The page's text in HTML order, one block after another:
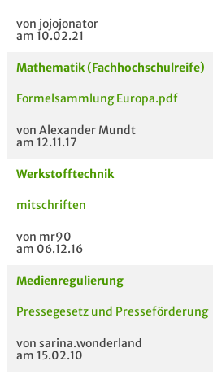
von jojojonator
am 10.02.21
Mathematik (Fachhochschulreife)
Formelsammlung Europa.pdf
von Alexander Mundt
am 12.11.17
Werkstofftechnik
mitschriften
von mr90
am 06.12.16
Medienregulierung
Pressegesetz und Presseförderung
von sarina.wonderland
am 15.02.10